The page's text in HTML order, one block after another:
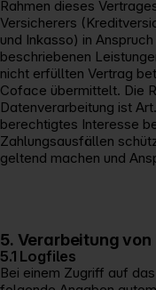
Rahmen dieses
Versicherers
und Inkasso) in
beschriebenen
nicht erfüllten Vertrag
Coface übermittelt. Die
Datenverarbeitung ist
berechtigtes Interesse
Zahlungsausfällen
geltend machen und
5. Verarbeitung
5.1 Logfiles
Bei einem Zugriff auf